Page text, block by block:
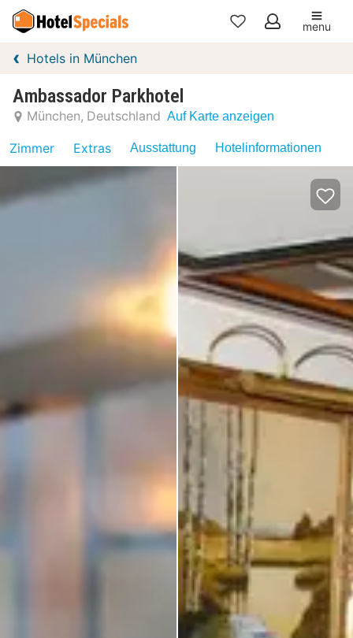
Meine
menu
Hotels in München
Ambassador Parkhotel
München Deutschland Auf Karte anzeigen
Zimmer Extras Ausstattung Hotelinformationen